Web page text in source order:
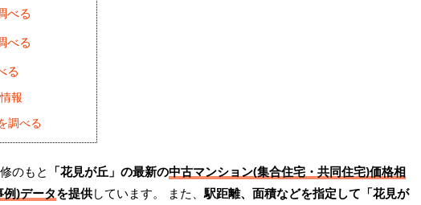
べる
べる
る
報
調べる
のもと 「花見が丘」の最新の中古マンション(集合住宅・共同住宅)価格相
)データを提供しています。 また、駅距離、面積などを指定して「花見が